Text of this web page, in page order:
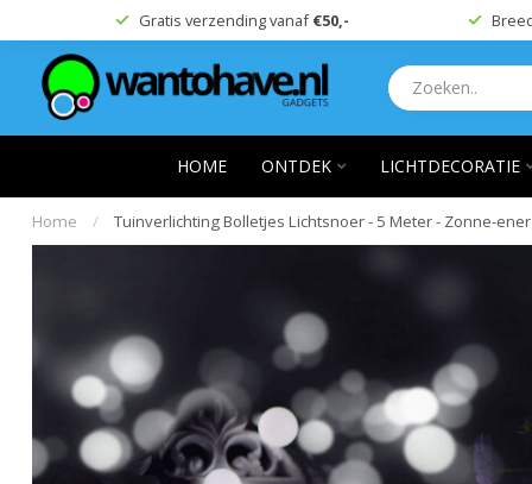
Gratis verzending vanaf€50,-
HOME ONTDEK LICHTDECORATIE
Home / Tuinverlichting Bolletjes Lichtsnoer - 5 Meter - Zonne-